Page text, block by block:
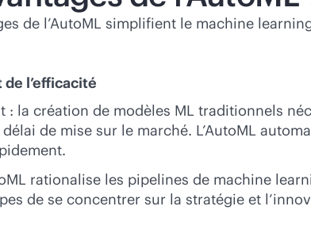
de l’AutoML simplifient le machine
l’efficacité
: la création de modèles ML traditionnels
de mise sur le marché. L’AutoML
rationalise les pipelines de machine
de se concentrer sur la stratégie et